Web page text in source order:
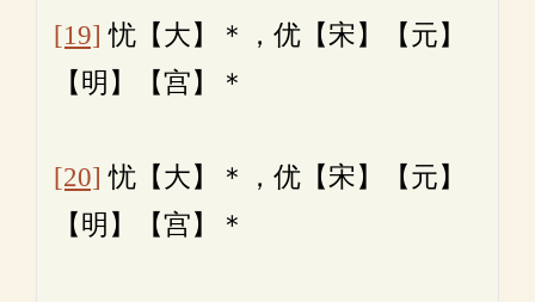
[19] 忧【大】＊，优【宋】【元】
【明】【宫】＊
[20] 忧【大】＊，优【宋】【元】
【明】【宫】＊